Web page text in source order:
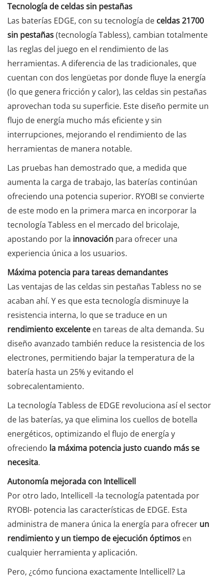
Tecnología de celdas sin pestañas
Las baterías EDGE, con su tecnología de celdas 21700
sin pestañas(tecnología Tabless), cambian totalmente
las reglas del juego en el rendimiento de las
herramientas. A diferencia de las tradicionales, que
cuentan con dos lengüetas por donde fluye la energía
(lo que genera fricción y calor), las celdas sin pestañas
aprovechan toda su superficie. Este diseño permite un
flujo de energía mucho más eficiente y sin
interrupciones, mejorando el rendimiento de las
herramientas de manera notable.
Las pruebas han demostrado que, a medida que
aumenta la carga de trabajo, las baterías continúan
ofreciendo una potencia superior. RYOBI se convierte
de este modo en la primera marca en incorporar la
tecnología Tabless en el mercado del bricolaje,
apostando por la innovación para ofrecer una
experiencia única a los usuarios.
Máxima potencia para tareas demandantes
Las ventajas de las celdas sin pestañas Tabless no se
acaban ahí. Y es que esta tecnología disminuye la
resistencia interna, lo que se traduce en un
rendimiento excelente en tareas de alta demanda. Su
diseño avanzado también reduce la resistencia de los
electrones, permitiendo bajar la temperatura de la
batería hasta un 25% y evitando el
sobrecalentamiento.
La tecnología Tabless de EDGE revoluciona así el sector
de las baterías, ya que elimina los cuellos de botella
energéticos, optimizando el flujo de energía y
ofreciendo la máxima potencia justo cuando más se
necesita.
Autonomía mejorada con Intellicell
Por otro lado, Intellicell -la tecnología patentada por
RYOBI- potencia las características de EDGE. Esta
administra de manera única la energía para ofrecer un
rendimiento y un tiempo de ejecución óptimos en
cualquier herramienta y aplicación.
Pero, ¿cómo funciona exactamente Intellicell? La